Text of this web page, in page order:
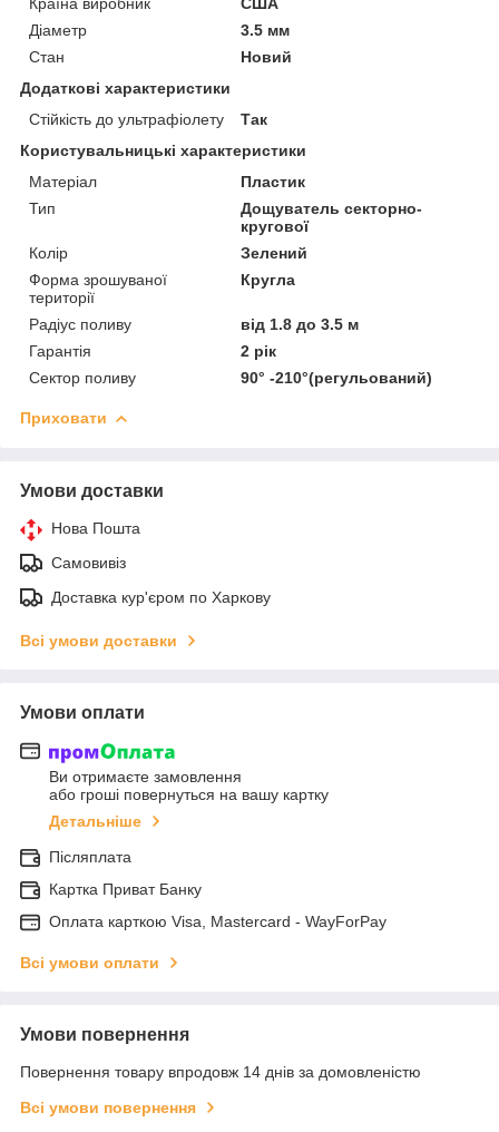
Діаметр
3.5 мм
Стан
Новий
Додаткові характеристики
Стійкість до ультрафіолету
Так
Користувальницькі характеристики
Матеріал
Пластик
Тип
Дощуватель секторно-
кругової
Колір
Зелений
Форма зрошуваної
території
Кругла
Радіус поливу
від 1.8 до 3.5 м
Гарантія
2 рік
Сектор поливу
90° -210°(регульований)
Приховати
Умови доставки
Нова Пошта
Самовивіз
Доставка кур'єром по Харкову
Всі умови доставки
Умови оплати
Ви отримаєте замовлення
або гроші повернуться на вашу картку
Детальніше
Післяплата
Картка Приват Банку
Оплата карткою Visa, Mastercard - WayForPay
Всі умови оплати
Умови повернення
Повернення товару впродовж 14 днів за домовленістю
Всі умови повернення